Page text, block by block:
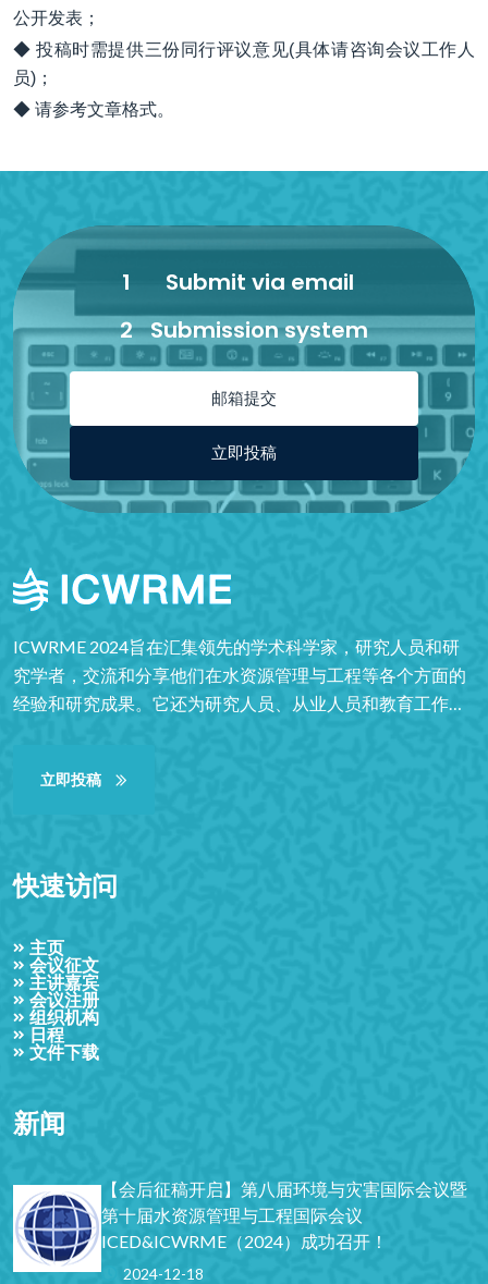
公开发表；
◆ 投稿时需提供三份同行评议意见(具体请咨询会议工作人
员)；
◆ 请参考文章格式。
1
Submit via email
2 Submission system
邮箱提交
立即投稿
ICWRME 2024旨在汇集领先的学术科学家，研究人员和研
究学者，交流和分享他们在水资源管理与工程等各个方面的
经验和研究成果。它还为研究人员、从业人员和教育工作者
和采用的解决方案。凭借其高质量，它为学生、学者和研究
立即投稿
快速访问
主页
会议征文
主讲嘉宾
会议注册
组织机构
日程
文件下载
新闻
【会后征稿开启】第八届环境与灾害国际会议暨
第十届水资源管理与工程国际会议
ICED&ICWRME（2024）成功召开！
2024-12-18